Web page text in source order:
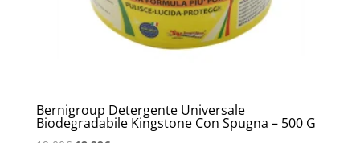
Bernigroup Detergente Universale
Biodegradabile Kingstone Con Spugna – 500 G